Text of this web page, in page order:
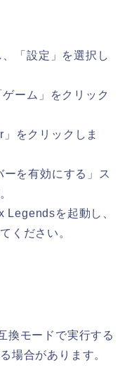
「設定」を選択し
ーム」をクリック
をクリックしま
を有効にする」ス
Legendsを起動し、
ください。
換モードで実行する
場合があります。